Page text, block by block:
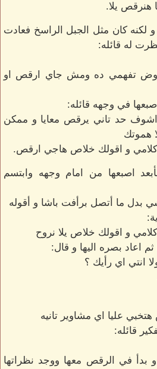
هنرقص يلا.
لكنه كان مثل الجبل الراسخ فعادت
له قائله:
تفهمي ده ومش جاي ارقص او
في وجهه قائله:
اشوف حد تاني يرقص معايا و ممكن
هموتك
و اقولك خلاص هاجي ارقص.
اصبعها من امام وجهه وابتسم
بدل ما أتصل برأفت باشا و أقوله
و اقولك خلاص يلا نروح
اعاد بصره اليها و قال:
انتي اي رأيك ؟
عليا اي مشاوير تانيه
قائله:
بدأ في الرقص معها ووجد نظراتها